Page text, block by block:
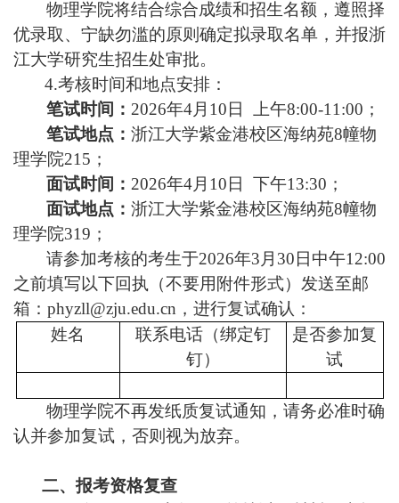
物理学院将结合综合成绩和招生名额，遵照择
优录取、宁缺勿滥的原则确定拟录取名单，并报浙
江大学研究生招生处审批。
4.考核时间和地点安排：
笔试时间： 2026年4月 10 日 上午8:00-11:00 ；
笔试地点： 浙江大学紫金港校区海纳苑8幢物
理学院215 ；
面试时间： 2026年4月 10 日 下午13:30 ；
面试地点： 浙江大学紫金港校区海纳苑8幢物
理学院319 ；
请参加考核的考生于2026年3 月 30 日中午12:00
之前填写以下回执（不要用附件形式）发送至邮
箱： phyzll@zju.edu.cn ，进行复试确认：
姓名
联系电话（绑定钉
钉）
是否参加复
试
物理学院不再发纸质复试通知，请务必准时确
认并参加复试，否则视为放弃。
二、报考资格复查